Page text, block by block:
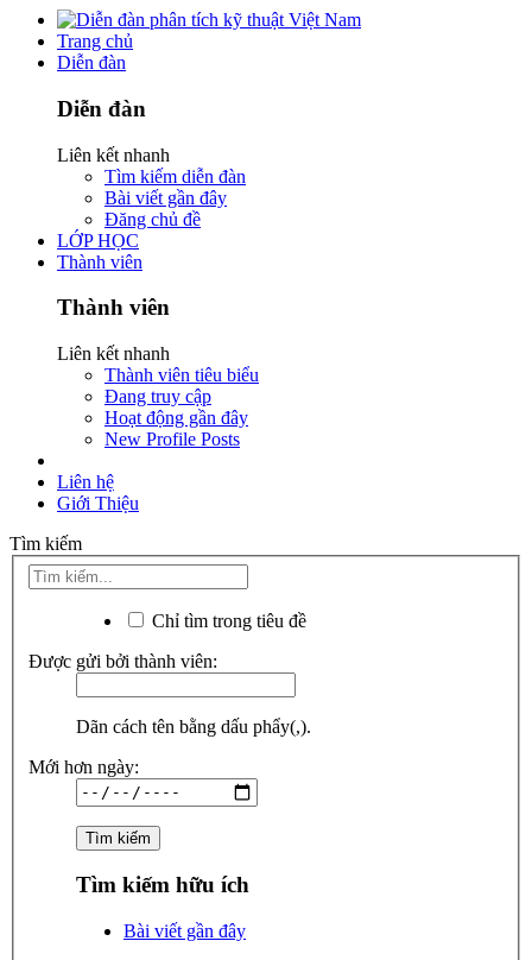
Trang chủ
Diễn đàn
Diễn đàn
Liên kết nhanh
Tìm kiếm diễn đàn
Bài viết gần đây
Đăng chủ đề
LỚP HỌC
Thành viên
Thành viên
Liên kết nhanh
Thành viên tiêu biểu
Đang truy cập
Hoạt động gần đây
New Profile Posts
Liên hệ
Giới Thiệu
Tìm kiếm
Chỉ tìm trong tiêu đề
Được gửi bởi thành viên:
Dãn cách tên bằng dấu phẩy(,).
Mới hơn ngày:
Tìm kiếm hữu ích
Bài viết gần đây